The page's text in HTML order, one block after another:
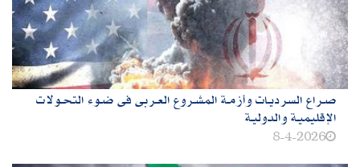
صـراع السرديـات وأزمـة المشـروع العـربى فى ضـوء التحـولات
الإقليميـة والدوليـة
8-4-2026